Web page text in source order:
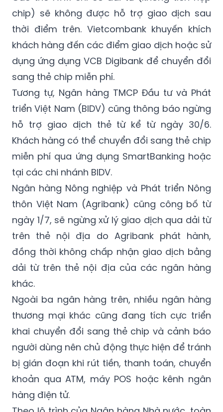
chip) sẽ không được hỗ trợ giao dịch sau
thời điểm trên. Vietcombank khuyến khích
khách hàng đến các điểm giao dịch hoặc sử
dụng ứng dụng VCB Digibank để chuyển đổi
sang thẻ chip miễn phí.
Tương tự, Ngân hàng TMCP Đầu tư và Phát
triển Việt Nam (BIDV) cũng thông báo ngừng
hỗ trợ giao dịch thẻ từ kể từ ngày 30/6.
Khách hàng có thể chuyển đổi sang thẻ chip
miễn phí qua ứng dụng SmartBanking hoặc
tại các chi nhánh BIDV.
Ngân hàng Nông nghiệp và Phát triển Nông
thôn Việt Nam (Agribank) cũng công bố từ
ngày 1/7, sẽ ngừng xử lý giao dịch qua dải từ
trên thẻ nội địa do Agribank phát hành,
đồng thời không chấp nhận giao dịch bằng
dải từ trên thẻ nội địa của các ngân hàng
khác.
Ngoài ba ngân hàng trên, nhiều ngân hàng
thương mại khác cũng đang tích cực triển
khai chuyển đổi sang thẻ chip và cảnh báo
người dùng nên chủ động thực hiện để tránh
bị gián đoạn khi rút tiền, thanh toán, chuyển
khoản qua ATM, máy POS hoặc kênh ngân
hàng điện tử.